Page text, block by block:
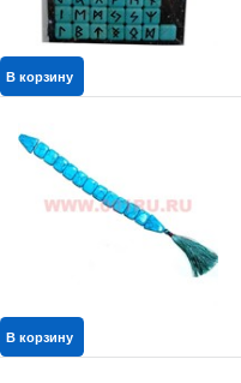
В корзину
В корзину